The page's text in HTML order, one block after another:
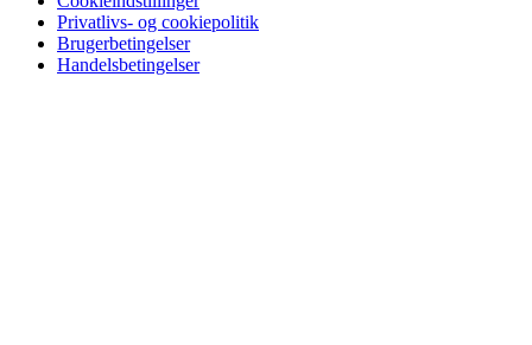
Privatlivs- og cookiepolitik
Brugerbetingelser
Handelsbetingelser